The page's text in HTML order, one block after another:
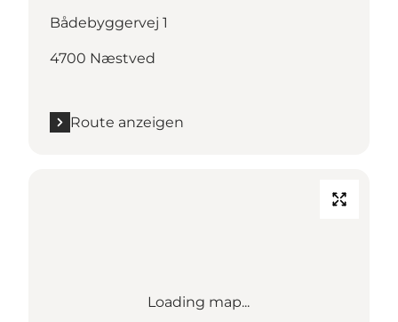
Bådebyggervej 1
4700 Næstved
Route anzeigen
Loading map...